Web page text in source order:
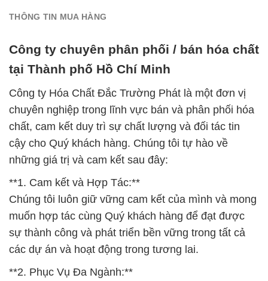
THÔNG TIN MUA HÀNG
Công ty chuyên phân phối / bán hóa chất
tại Thành phố Hồ Chí Minh
Công ty Hóa Chất Đắc Trường Phát là một đơn vị
chuyên nghiệp trong lĩnh vực bán và phân phối hóa
chất, cam kết duy trì sự chất lượng và đối tác tin
cậy cho Quý khách hàng. Chúng tôi tự hào về
những giá trị và cam kết sau đây:
**1. Cam kết và Hợp Tác:**
Chúng tôi luôn giữ vững cam kết của mình và mong
muốn hợp tác cùng Quý khách hàng để đạt được
sự thành công và phát triển bền vững trong tất cả
các dự án và hoạt động trong tương lai.
**2. Phục Vụ Đa Ngành:**